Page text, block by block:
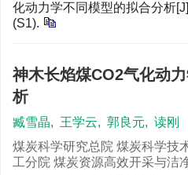
化动力学不同模型的拟合分析
(S1).
神木长焰煤CO2气化动
析
臧雪晶, 王学云, 郭良元, 读刚
煤炭科学研究总院 煤炭科学技
工分院 煤炭资源高效开采与洁